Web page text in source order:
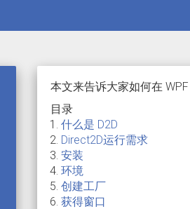
本文来告诉大家如何在 WPF
目录
什么是 D2D
Direct2D运行需求
安装
环境
创建工厂
获得窗口